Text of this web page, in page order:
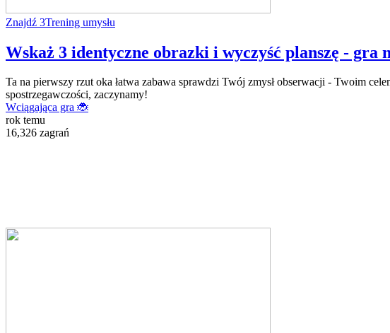
Znajdź 3Trening umysłu
Wskaż 3 identyczne obrazki i wyczyść planszę - gra
Ta na pierwszy rzut oka łatwa zabawa sprawdzi Twój zmysł obserwacji - Twoim
spostrzegawczości, zaczynamy!
Wciągająca gra 🐞
rok temu
16,326 zagrań